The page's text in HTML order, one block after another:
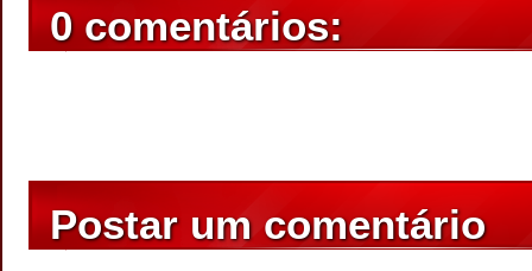
0 comentários:
Postar um comentário